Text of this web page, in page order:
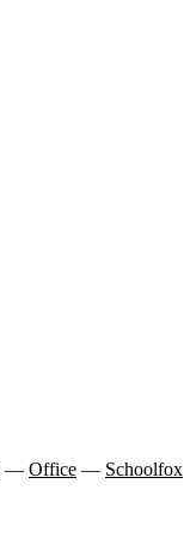
— Office — Schoolfox